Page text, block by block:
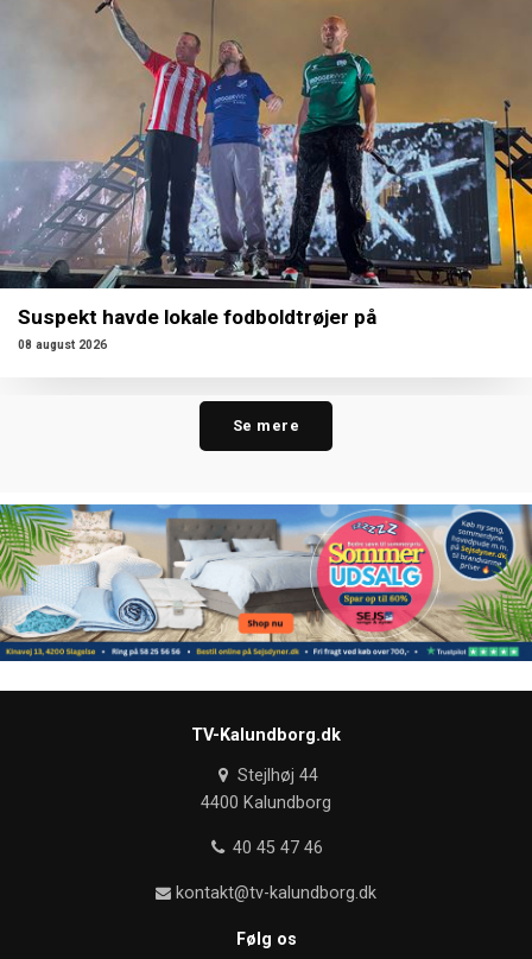
Suspekt havde lokale fodboldtrøjer på
08 august 2026
Se mere
TV-Kalundborg.dk
Stejlhøj 44
4400 Kalundborg
40 45 47 46
kontakt@tv-kalundborg.dk
Følg os